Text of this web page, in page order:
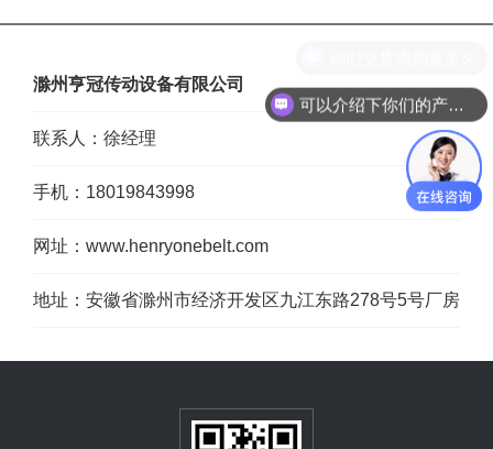
滁州亨冠传动设备有限公司
联系人：徐经理
手机：18019843998
网址：www.henryonebelt.com
地址：安徽省滁州市经济开发区九江东路278号5号厂房
可以介绍下你们的产品么？